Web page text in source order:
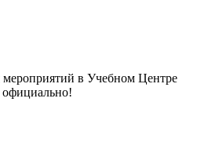
мероприятий в Учебном Центре